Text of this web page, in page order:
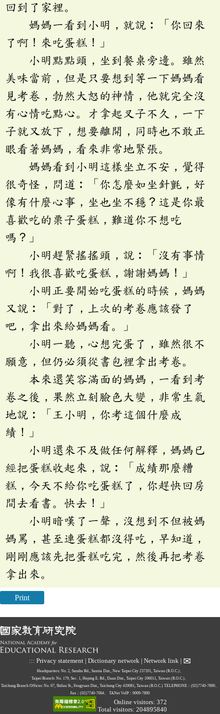
回到了家裡。
媽媽一看到小明，就說︰「你回來
了啊！來吃蛋糕！」
小明點點頭，坐到餐桌旁邊。雖然
美味當前，但是只要想到等一下媽媽看
見考卷，勃然大怒的神情，他就完全沒
有心情吃點心。才拿起叉子不久，一下
子就又放下，想要離開，同時也不敢正
眼看著媽媽，看來非常地緊張。
媽媽看到小明這樣坐立不安，覺得
很奇怪，問道︰「你怎麼如坐針氈，好
像有什麼心事，坐也坐不穩？這是你最
喜歡吃的栗子蛋糕，難道你不想吃
嗎？」
小明趕緊搖搖頭，說︰「沒有事情
啊！我很喜歡吃蛋糕，謝謝媽媽！」
小明正要開始吃蛋糕的時候，媽媽
又說︰「對了，上次的考卷應該發了
吧，拿出來給媽媽看。」
小明一聽，心想完蛋了，雖然很不
願意，但仍必須從書包裡拿出考卷。
本來還笑容滿面的媽媽，一看到考
卷之後，果然立刻臉色大變，非常生氣
地說︰「王小明，你考這個什麼成
績！」
小明還來不及做任何解釋，媽媽已
經把蛋糕收起來，說︰「成績那麼糟
糕，今天不給你吃蛋糕了，你趕快回房
間去看書。快去！」
小明暗嘆了一聲，沒想到不但被媽
媽罵，甚至連蛋糕都沒得吃，早知道，
剛剛應該先把蛋糕吃完，然後再把考卷
拿出來。
Print
::: Privacy statement | Dictionary network | Network link | ✉
Headquarters: No. 2, Sanshu Rd., Sanxia Dist., New Taipei City 237201, Taiwan (R.O.C.)、
Taipei Branch: No. 179, Sec. 1, Heping E. Rd., Daan Dist., Taipei City 106011, Taiwan (R.O.C.)、
Taichung Branch Offices: No. 67, Shifan St., Fengyuan Dist., Taichung City 420081, Taiwan (R.O.C.) TELEPHONE：(02)7740-7890、
Fax：(02)7740-7064、
TANet VoIP：9009-7890
Online visitors: 372
Total visitors: 204895840